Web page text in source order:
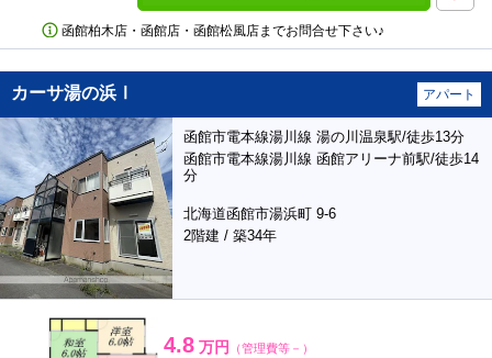
函館柏木店・函館店・函館松風店までお問合せ下さい♪
カーサ湯の浜Ⅰ アパート
函館市電本線湯川線 湯の川温泉駅/徒歩13分
函館市電本線湯川線 函館アリーナ前駅/徒歩14
分
北海道函館市湯浜町 9-6
2階建 / 築34年
4.8 万円 （管理費等－）